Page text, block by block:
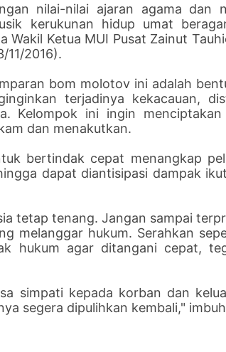
nilai-nilai ajaran agama dan
kerukunan hidup umat
Wakil Ketua MUI Pusat Zainut
11/2016).
bom molotov ini adalah
terjadinya kekacauan,
Kelompok ini ingin menciptakan
dan menakutkan.
bertindak cepat menangkap
dapat diantisipasi dampak
tetap tenang. Jangan sampai
melanggar hukum. Serahkan
hukum agar ditangani cepat,
simpati kepada korban dan
segera dipulihkan kembali,"